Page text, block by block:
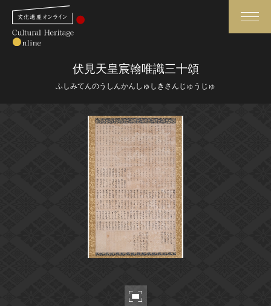
さらに詳細検索
世界遺産と無形文化遺産
全国の美術館・博物館
媒体資料・関連記事等
博物館、美術館の皆さまへ
文化庁よりご挨拶
今月のみどころ
お知らせ一覧
このサイトについて
伏見天皇宸翰唯識三十頌
ふしみてんのうしんかんしゅしきさんじゅうじゅ